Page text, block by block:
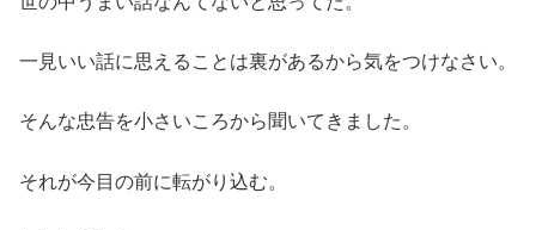
一見いい話に思えることは裏があるから気をつけなさい。
そんな忠告を小さいころから聞いてきました。
それが今目の前に転がり込む。